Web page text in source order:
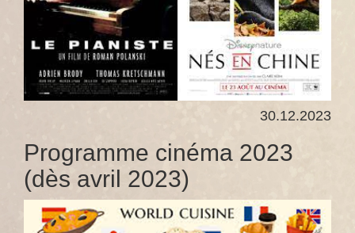
30.12.2023
Programme cinéma 2023
(dès avril 2023)